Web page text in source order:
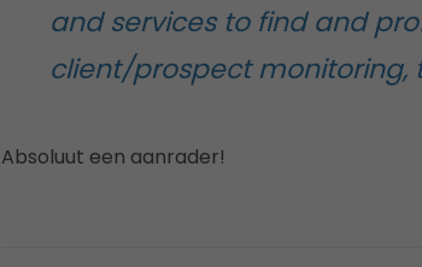
and services to find and
client/prospect monitoring,
Absoluut een aanrader!